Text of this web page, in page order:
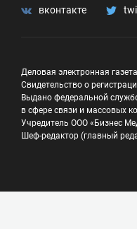
вконтакте
Деловая электронная
Свидетельство о
Выдано федеральной
в сфере связи и массовых
Учредитель ООО «Бизнес
Шеф-редактор (главный